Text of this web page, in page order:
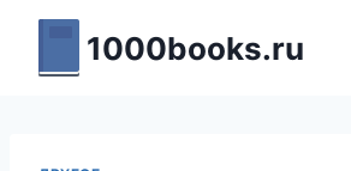
Перейти
содержимому
1000books.ru